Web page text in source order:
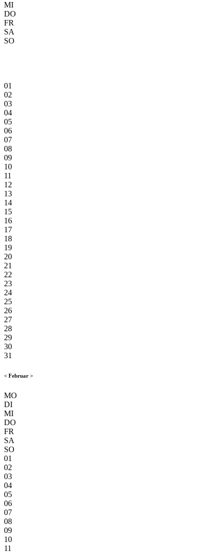
MI
DO
FR
SA
SO
01
02
03
04
05
06
07
08
09
10
11
12
13
14
15
16
17
18
19
20
21
22
23
24
25
26
27
28
29
30
31
< Februar >
MO
DI
MI
DO
FR
SA
SO
01
02
03
04
05
06
07
08
09
10
11